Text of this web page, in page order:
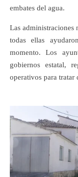
embates del agua.
Las administraciones
todas ellas
momento. Los
gobiernos estatal,
operativos para tratar